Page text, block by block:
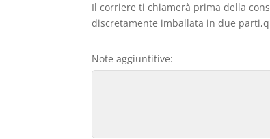
Il corriere ti chiamerà prima della
discretamente imballata in due
Note aggiuntitive: